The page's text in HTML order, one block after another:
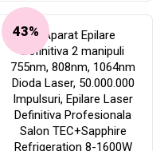
REFRIGERATION1200W + ND YAG
LASER
43%